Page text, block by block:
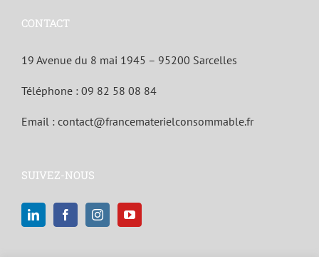
CONTACT
19 Avenue du 8 mai 1945 – 95200 Sarcelles
Téléphone : 09 82 58 08 84
Email : contact@francematerielconsommable.fr
SUIVEZ-NOUS